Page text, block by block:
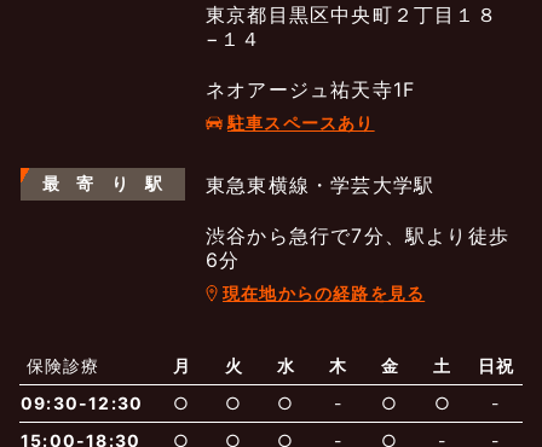
当院からのお知らせ
はじめての方へ
保険での診療
よくあるご質問
一般診療 美容診療
東京都目黒区中央町２丁目１８
−１４
ネオアージュ祐天寺1F
駐車スペースあり
最 寄 り 駅 東急東横線・学芸大学駅
渋谷から急行で7分、駅より徒歩
6分
現在地からの経路を見る
保険診療 月 火 水 木 金 土
日祝
09:30-12:30
○ ○ ○ - ○ ○
-
15:00-18:30
○ ○ ○ - ○ - -